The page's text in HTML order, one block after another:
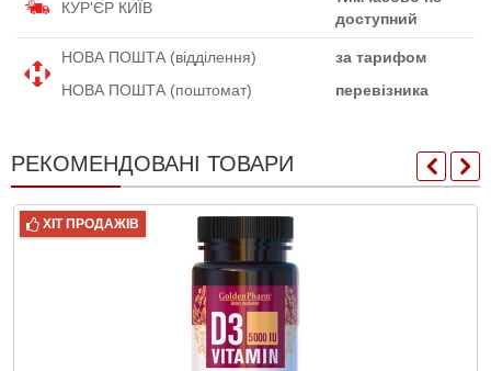
КУР'ЄР КИЇВ
доступний
НОВА ПОШТА (відділення)
за тарифом
НОВА ПОШТА (поштомат)
перевізника
РЕКОМЕНДОВАНІ ТОВАРИ
ХІТ ПРОДАЖІВ